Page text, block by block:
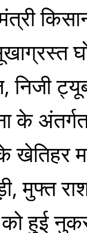
के
खेतिहर
मुफ्त
हुई